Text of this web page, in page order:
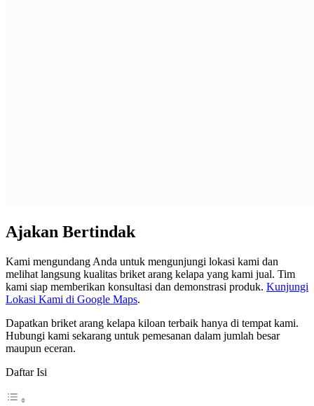
Ajakan Bertindak
Kami mengundang Anda untuk mengunjungi lokasi kami dan
melihat langsung kualitas briket arang kelapa yang kami jual. Tim
kami siap memberikan konsultasi dan demonstrasi produk. Kunjungi
Lokasi Kami di Google Maps.
Dapatkan briket arang kelapa kiloan terbaik hanya di tempat kami.
Hubungi kami sekarang untuk pemesanan dalam jumlah besar
maupun eceran.
Daftar Isi